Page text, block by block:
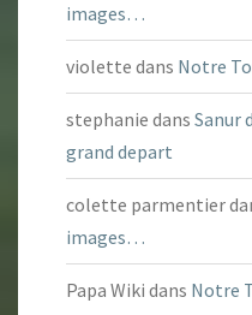
images…
violette dans Notre
stephanie dans Sanur
grand depart
colette parmentier
images…
Papa Wiki dans Notre